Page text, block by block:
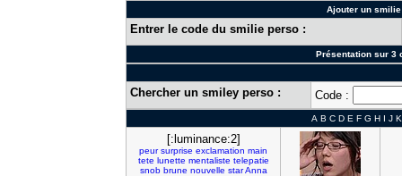
Ajouter un
Entrer le code du smilie perso :
Présentation sur 3
Chercher un smiley perso : Code :
A B C D E F G H I J K
[:luminance:2]
peur surprise exclamation main
tete lunette mentaliste telepatie
snob brune nouvelle star Anna